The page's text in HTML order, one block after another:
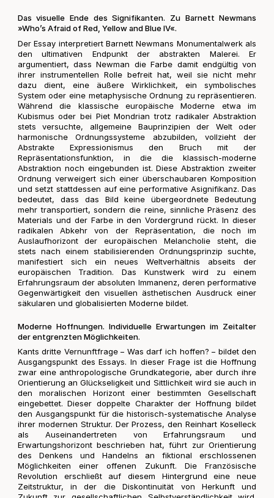
Das visuelle Ende des Signifikanten. Zu Barnett Newmans
»Who’s Afraid of Red, Yellow and Blue IV«.
Der Essay interpretiert Barnett Newmans Monumentalwerk als
den ultimativen Endpunkt der abstrakten Malerei. Er
argumentiert, dass Newman die Farbe damit endgültig von
ihrer instrumentellen Rolle befreit hat, weil sie nicht mehr
dazu dient, eine äußere Wirklichkeit, ein symbolisches
System oder eine metaphysische Ordnung zu repräsentieren.
Während die klassische europäische Moderne etwa im
Kubismus oder bei Piet Mondrian trotz radikaler Abstraktion
stets versuchte, allgemeine Bauprinzipien der Welt oder
harmonische Ordnungssysteme abzubilden, vollzieht der
Abstrakte Expressionismus den Bruch mit der
Repräsentationsfunktion, in die die klassisch-moderne
Abstraktion noch eingebunden ist. Diese Abstraktion zweiter
Ordnung verweigert sich einer überschaubaren Komposition
und setzt stattdessen auf eine performative Asignifikanz. Das
bedeutet, dass das Bild keine übergeordnete Bedeutung
mehr transportiert, sondern die reine, sinnliche Präsenz des
Materials und der Farbe in den Vordergrund rückt. In dieser
radikalen Abkehr von der Repräsentation, die noch im
Auslaufhorizont der europäischen Melancholie steht, die
stets nach einem stabilisierenden Ordnungsprinzip suchte,
manifestiert sich ein neues Weltverhältnis abseits der
europäischen Tradition. Das Kunstwerk wird zu einem
Erfahrungsraum der absoluten Immanenz, deren performative
Gegenwärtigkeit den visuellen ästhetischen Ausdruck einer
säkularen und globalisierten Moderne bildet.
Moderne Hoffnungen. Individuelle Erwartungen im Zeitalter
der entgrenzten Möglichkeiten.
Kants dritte Vernunftfrage – Was darf ich hoffen? – bildet den
Ausgangspunkt des Essays. In dieser Frage ist die Hoffnung
zwar eine anthropologische Grundkategorie, aber durch ihre
Orientierung an Glückseligkeit und Sittlichkeit wird sie auch in
den moralischen Horizont einer bestimmten Gesellschaft
eingebettet. Dieser doppelte Charakter der Hoffnung bildet
den Ausgangspunkt für die historisch-systematische Analyse
ihrer modernen Struktur. Der Prozess, den Reinhart Koselleck
als Auseinandertreten von Erfahrungsraum und
Erwartungshorizont beschrieben hat, führt zur Orientierung
des Denkens und Handelns an fiktional erschlossenen
Möglichkeiten einer offenen Zukunft. Die Französische
Revolution erschließt auf diesem Hintergrund eine neue
Zeitstruktur, in der die Diskontinuität von Herkunft und